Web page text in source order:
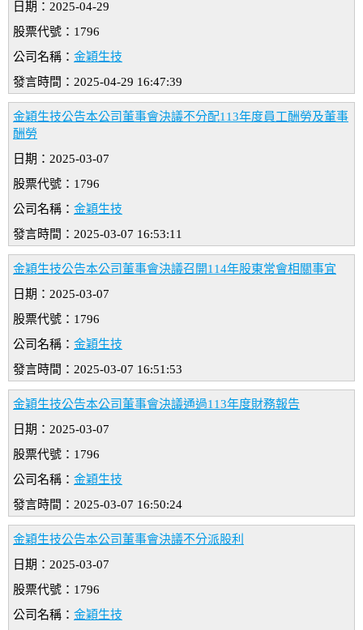
日期：2025-04-29
股票代號：1796
公司名稱： 金穎生技
發言時間：2025-04-29 16:47:39
金穎生技公告本公司董事會決議不分配113年度員工酬勞及董事
酬勞
日期：2025-03-07
股票代號：1796
公司名稱： 金穎生技
發言時間：2025-03-07 16:53:11
金穎生技公告本公司董事會決議召開114年股東常會相關事宜
日期：2025-03-07
股票代號：1796
公司名稱： 金穎生技
發言時間：2025-03-07 16:51:53
金穎生技公告本公司董事會決議通過113年度財務報告
日期：2025-03-07
股票代號：1796
公司名稱： 金穎生技
發言時間：2025-03-07 16:50:24
金穎生技公告本公司董事會決議不分派股利
日期：2025-03-07
股票代號：1796
公司名稱： 金穎生技